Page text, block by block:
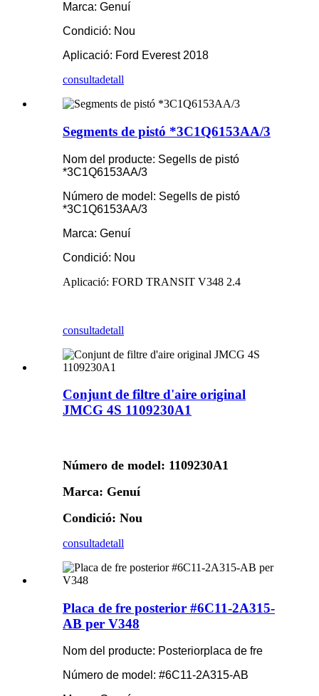
Marca: Genuí
Condició: Nou
Aplicació: Ford Everest 2018
consultadetall
Segments de pistó *3C1Q6153AA/3
Nom del producte: Segells de pistó
*3C1Q6153AA/3
Número de model: Segells de pistó
*3C1Q6153AA/3
Marca: Genuí
Condició: Nou
Aplicació: FORD TRANSIT V348 2.4
consultadetall
Conjunt de filtre d'aire original
JMCG 4S 1109230A1
Número de model: 1109230A1
Marca: Genuí
Condició: Nou
consultadetall
Placa de fre posterior #6C11-2A315-
AB per V348
Nom del producte: Posteriorplaca de fre
Número de model: #6C11-2A315-AB